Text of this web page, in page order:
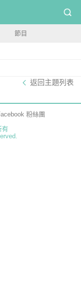
節目
返回主題列表
粉絲團
有